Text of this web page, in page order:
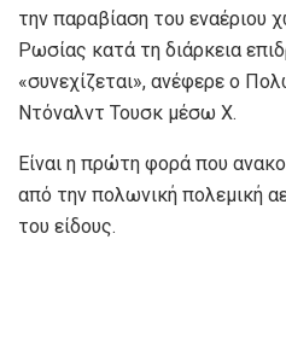
την παραβίαση του εναέριου
Ρωσίας κατά τη διάρκεια
«συνεχίζεται», ανέφερε ο
Ντόναλντ Τουσκ μέσω X.
Είναι η πρώτη φορά που
από την πολωνική πολεμική
του είδους.